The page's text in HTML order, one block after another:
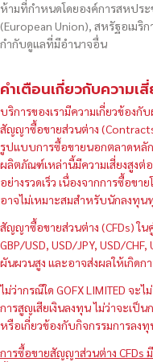
ห้ามที่กำหนดโดยองค์การสหปร
(European Union), สหรัฐอเมริ
กำกับดูแลที่มีอำนาจอื่น
คำเตือนเกี่ยวกับความเ
บริการของเรามีความเกี่ยวข้อง
สัญญาซื้อขายส่วนต่าง
รูปแบบการซื้อขายนอกตลาดหลั
ผลิตภัณฑ์เหล่านี้มีความเสี่ยงสูงต่
อย่างรวดเร็ว เนื่องจากการซื้อขา
อาจไม่เหมาะสมสำหรับนักลงทุ
สัญญาซื้อขายส่วนต่าง (CFDs) ใน
GBP/USD, USD/JPY, USD/
ผันผวนสูง และอาจส่งผลให้เกิดก
ไม่ว่ากรณีใด GOFX LIMITED
การสูญเสียเงินลงทุน ไม่ว่าจะเป็
หรือเกี่ยวข้องกับกิจกรรมการลงทุ
การซื้อขายสัญญาส่วนต่าง CFDs